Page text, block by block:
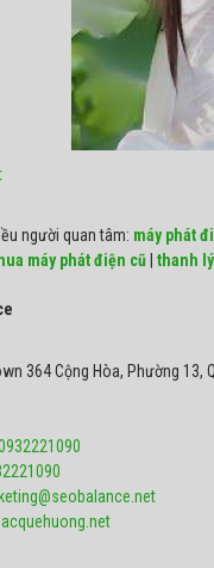
người quan tâm: máy phát
máy phát điện cũ thanh
364 Cộng Hòa, Phường 13,